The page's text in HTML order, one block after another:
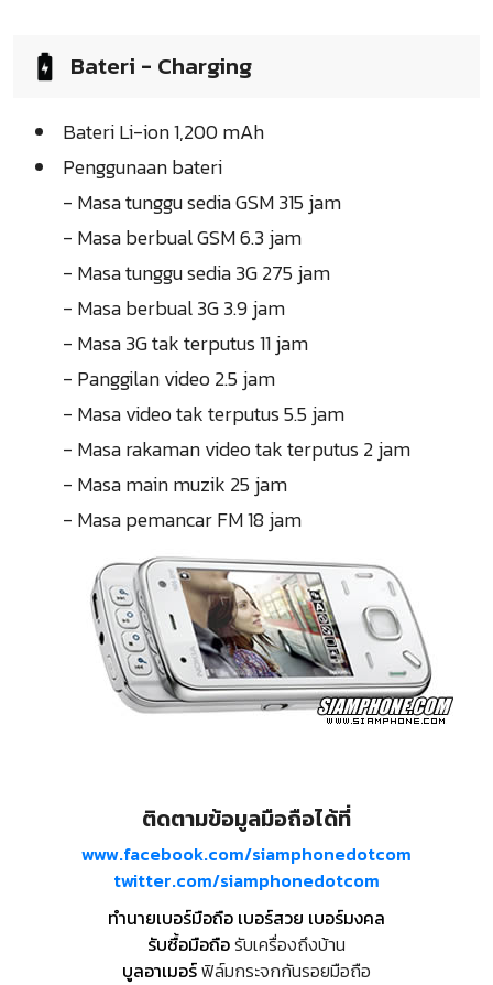
Bateri - Charging
Bateri Li-ion 1,200 mAh
Penggunaan bateri
- Masa tunggu sedia GSM 315 jam
- Masa berbual GSM 6.3 jam
- Masa tunggu sedia 3G 275 jam
- Masa berbual 3G 3.9 jam
- Masa 3G tak terputus 11 jam
- Panggilan video 2.5 jam
- Masa video tak terputus 5.5 jam
- Masa rakaman video tak terputus 2 jam
- Masa main muzik 25 jam
- Masa pemancar FM 18 jam
ติดตามข้อมูลมือถือได้ที่
www.facebook.com/siamphonedotcom
twitter.com/siamphonedotcom
ทำนายเบอร์มือถือ เบอร์สวย เบอร์มงคล
รับซื้อมือถือรับเครื่องถึงบ้าน
บูลอาเมอร์ฟิล์มกระจกกันรอยมือถือ